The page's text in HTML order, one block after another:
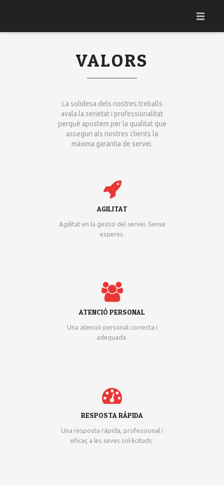
VALORS
La solidesa dels nostres treballs
avala la serietat i professionalitat
perquè apostem per la qualitat que
asseguri als nostres clients la
màxima garantia de servei.
AGILITAT
Agilitat en la gestió del servei. Sense
esperes.
ATENCIÓ PERSONAL
Una atenció personal correcta i
adequada.
RESPOSTA RÁPIDA
Una resposta ràpida, professional i
eficaç a les seves sol·licituds.